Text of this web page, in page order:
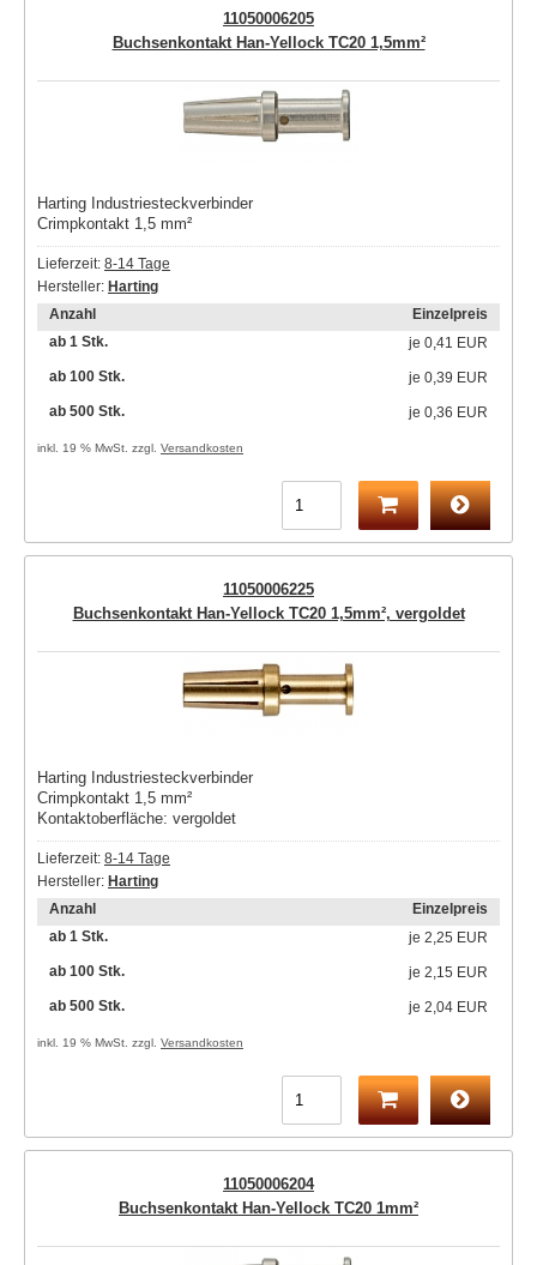
11050006205
Buchsenkontakt Han-Yellock TC20 1,5mm²
Harting Industriesteckverbinder
Crimpkontakt 1,5 mm²
Lieferzeit: 8-14 Tage
Hersteller: Harting
Anzahl
Einzelpreis
ab 1 Stk.
je 0,41 EUR
ab 100 Stk.
je 0,39 EUR
ab 500 Stk.
je 0,36 EUR
inkl. 19 % MwSt. zzgl. Versandkosten
11050006225
Buchsenkontakt Han-Yellock TC20 1,5mm², vergoldet
Harting Industriesteckverbinder
Crimpkontakt 1,5 mm²
Kontaktoberfläche: vergoldet
Lieferzeit: 8-14 Tage
Hersteller: Harting
Anzahl
Einzelpreis
ab 1 Stk.
je 2,25 EUR
ab 100 Stk.
je 2,15 EUR
ab 500 Stk.
je 2,04 EUR
inkl. 19 % MwSt. zzgl. Versandkosten
11050006204
Buchsenkontakt Han-Yellock TC20 1mm²